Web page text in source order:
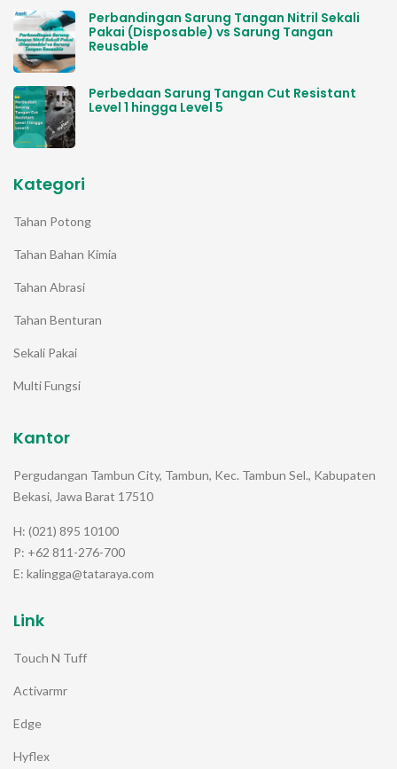
Perbandingan Sarung Tangan Nitril Sekali
Pakai (Disposable) vs Sarung Tangan
Reusable
Perbedaan Sarung Tangan Cut Resistant
Level 1 hingga Level 5
Kategori
Tahan Potong
Tahan Bahan Kimia
Tahan Abrasi
Tahan Benturan
Sekali Pakai
Multi Fungsi
Kantor
Pergudangan Tambun City, Tambun, Kec. Tambun Sel., Kabupaten
Bekasi, Jawa Barat 17510
H: (021) 895 10100
P: +62 811-276-700
E: kalingga@tataraya.com
Link
Touch N Tuff
Activarmr
Edge
Hyflex